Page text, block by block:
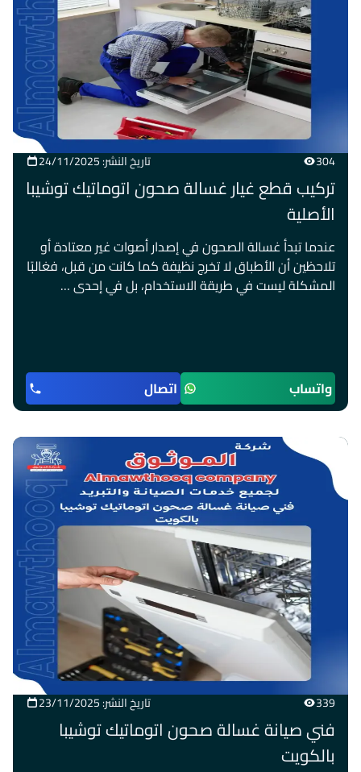
304 تاريخ النشر: 24/11/2025
تركيب قطع غيار غسالة صحون اتوماتيك توشيبا
الأصلية
عندما تبدأ غسالة الصحون في إصدار أصوات غير معتادة أو
تلاحظين أن الأطباق لا تخرج نظيفة كما كانت من قبل، فغالبًا
المشكلة ليست في طريقة الاستخدام، بل في إحدى …
واتساب اتصال
339 تاريخ النشر: 23/11/2025
فني صيانة غسالة صحون اتوماتيك توشيبا
بالكويت